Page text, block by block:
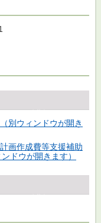
別ウィンドウが開き
画作成費等支援補助
ドウが開きます）